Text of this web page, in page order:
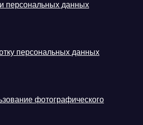
персональных данных
персональных данных
фотографического